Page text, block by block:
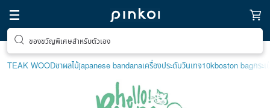
ตามหาไอเทมฮีลใจ
TEAK WOODชาผลไม้japanese bandanaเครื่องประดับวินเทจ10kboston bagกระ